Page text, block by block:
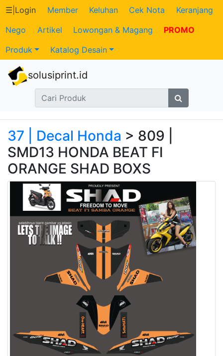
Katalog
Produk
Petugas
Transaksi
Tagihan
Berjalan
Pembayaran
Pendapatan
Fee
Ganti
☰ Login Member Keluhan Cek Nota
Keranjang
Nego
Artikel Lowongan & Magang
PROMO
Produk
Katalog Desain
solusiprint.id
37 | Decal Honda > 809 |
SMD13 HONDA BEAT FI
ORANGE SHAD BOXS